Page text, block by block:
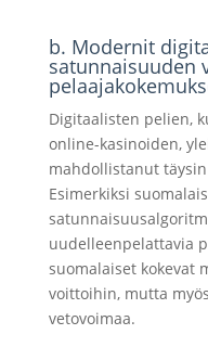
b. Modernit
satunnaisuuden
Digitaalisten pelien,
online-kasinoiden,
mahdollistanut
Esimerkiksi
uudelleenpelattavia
suomalaiset kokevat
voittoihin, mutta
vetovoimaa.